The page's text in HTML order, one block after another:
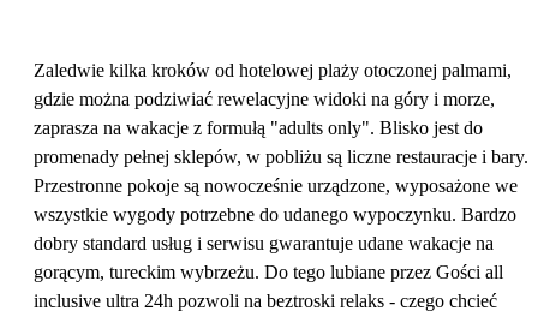
Zaledwie kilka kroków od hotelowej plaży otoczonej palmami,
gdzie można podziwiać rewelacyjne widoki na góry i morze,
zaprasza na wakacje z formułą "adults only". Blisko jest do
promenady pełnej sklepów, w pobliżu są liczne restauracje i bary.
Przestronne pokoje są nowocześnie urządzone, wyposażone we
wszystkie wygody potrzebne do udanego wypoczynku. Bardzo
dobry standard usług i serwisu gwarantuje udane wakacje na
gorącym, tureckim wybrzeżu. Do tego lubiane przez Gości all
inclusive ultra 24h pozwoli na beztroski relaks - czego chcieć